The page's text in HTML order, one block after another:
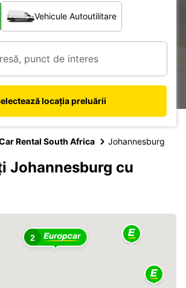
Vehicule Autoutilitare
locația preluării
Rental South Africa Johannesburg
Johannesburg cu
2